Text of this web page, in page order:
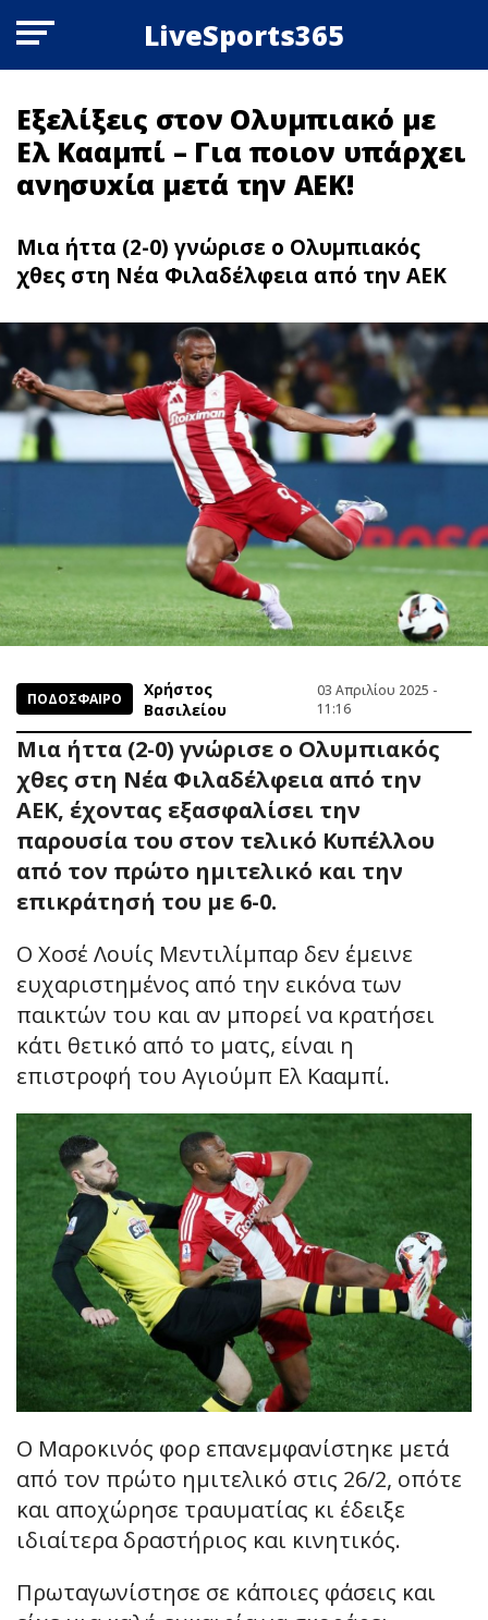
LiveSports365
Εξελίξεις στον Ολυμπιακό με
Ελ Κααμπί – Για ποιον υπάρχει
ανησυxία μετά την ΑΕΚ!
Μια ήττα (2-0) γνώρισε ο Ολυμπιακός
χθες στη Νέα Φιλαδέλφεια από την ΑΕΚ
ΠΟΔΟΣΦΑΙΡΟ
Χρήστος
Βασιλείου
03 Απριλίου 2025 -
11:16
Μια ήττα (2-0) γνώρισε ο Ολυμπιακός
χθες στη Νέα Φιλαδέλφεια από την
ΑΕΚ, έχοντας εξασφαλίσει την
παρουσία του στον τελικό Κυπέλλου
από τον πρώτο ημιτελικό και την
επικράτησή του με 6-0.
Ο Χοσέ Λουίς Μεντιλίμπαρ δεν έμεινε
ευχαριστημένος από την εικόνα των
παικτών του και αν μπορεί να κρατήσει
κάτι θετικό από το ματς, είναι η
επιστροφή του Αγιούμπ Ελ Κααμπί.
Ο Μαροκινός φορ επανεμφανίστηκε μετά
από τον πρώτο ημιτελικό στις 26/2, οπότε
και αποχώρησε τραυματίας κι έδειξε
ιδιαίτερα δραστήριος και κινητικός.
Πρωταγωνίστησε σε κάποιες φάσεις και